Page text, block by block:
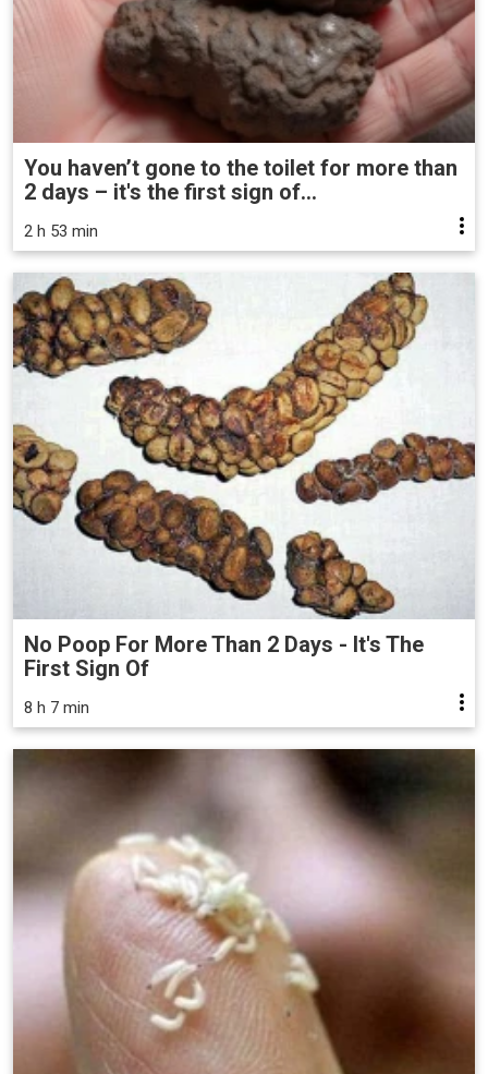
You haven’t gone to the toilet for more than
2 days – it's the first sign of...
2 h 53 min
No Poop For More Than 2 Days - It's The
First Sign Of
8 h 7 min